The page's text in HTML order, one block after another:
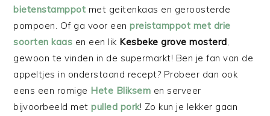
bietenstamppot met geitenkaas en geroosterde
pompoen. Of ga voor eenpreistamppot met drie
soorten kaas en een lik Kesbeke grove mosterd,
gewoon te vinden in de supermarkt! Ben je fan van de
appeltjes in onderstaand recept? Probeer dan ook
eens een romige Hete Bliksem en serveer
bijvoorbeeld metpulled pork! Zo kun je lekker gaan